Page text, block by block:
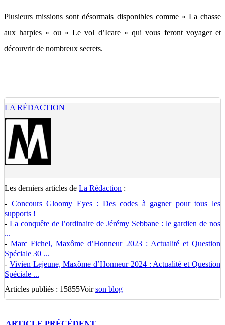
Plusieurs missions sont désormais disponibles comme « La chasse
aux harpies » ou « Le vol d’Icare » qui vous feront voyager et
découvrir de nombreux secrets.
LA RÉDACTION
Les derniers articles de La Rédaction :
- Concours Gloomy Eyes : Des codes à gagner pour tous les
supports !
- La conquête de l’ordinaire de Jérémy Sebbane : le gardien de nos
...
-Marc Fichel, Maxôme d’Honneur 2023 : Actualité et Question
Spéciale 30 ...
- Vivien Lejeune, Maxôme d’Honneur 2024 : Actualité et Question
Spéciale ...
Articles publiés : 15855Voirson blog